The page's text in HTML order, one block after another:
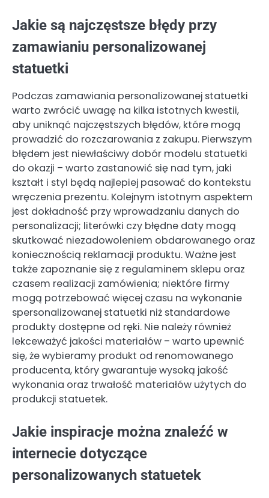
Jakie są najczęstsze błędy przy
zamawianiu personalizowanej
statuetki
Podczas zamawiania personalizowanej statuetki
warto zwrócić uwagę na kilka istotnych kwestii,
aby uniknąć najczęstszych błędów, które mogą
prowadzić do rozczarowania z zakupu. Pierwszym
błędem jest niewłaściwy dobór modelu statuetki
do okazji – warto zastanowić się nad tym, jaki
kształt i styl będą najlepiej pasować do kontekstu
wręczenia prezentu. Kolejnym istotnym aspektem
jest dokładność przy wprowadzaniu danych do
personalizacji; literówki czy błędne daty mogą
skutkować niezadowoleniem obdarowanego oraz
koniecznością reklamacji produktu. Ważne jest
także zapoznanie się z regulaminem sklepu oraz
czasem realizacji zamówienia; niektóre firmy
mogą potrzebować więcej czasu na wykonanie
spersonalizowanej statuetki niż standardowe
produkty dostępne od ręki. Nie należy również
lekceważyć jakości materiałów – warto upewnić
się, że wybieramy produkt od renomowanego
producenta, który gwarantuje wysoką jakość
wykonania oraz trwałość materiałów użytych do
produkcji statuetek.
Jakie inspiracje można znaleźć w
internecie dotyczące
personalizowanych statuetek